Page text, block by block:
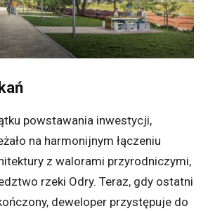
powstawania inwestycji,
na harmonijnym łączeniu
z walorami przyrodniczymi,
rzeki Odry. Teraz, gdy ostatni
deweloper przystępuje do